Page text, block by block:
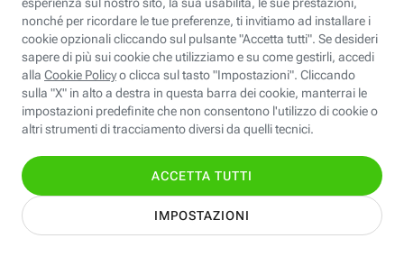
dedicati.
Leggi l'informativa